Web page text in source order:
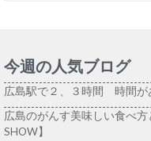
今週の人気ブログ
広島駅で２、３時間 時間が
広島のがんす美味しい食べ
SHOW】